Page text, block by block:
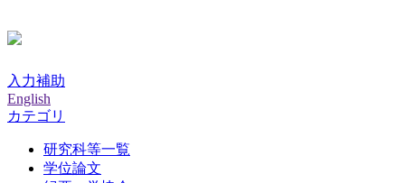
入力補助
English
カテゴリ
研究科等一覧
学位論文